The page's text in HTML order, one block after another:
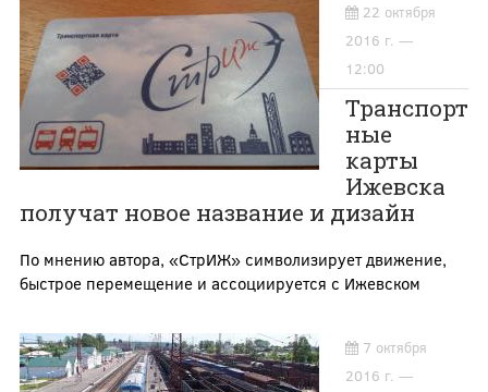
22 октября
2016 г. —
12:00
Транспорт
ные
карты
Ижевска
получат новое название и дизайн
По мнению автора, «СтрИЖ» символизирует движение,
быстрое перемещение и ассоциируется с Ижевском
7 октября
2016 г. —